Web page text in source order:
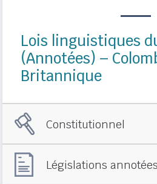
Lois linguistiques
(Annotées) –
Britannique
Constitutionnel
Législations annotées